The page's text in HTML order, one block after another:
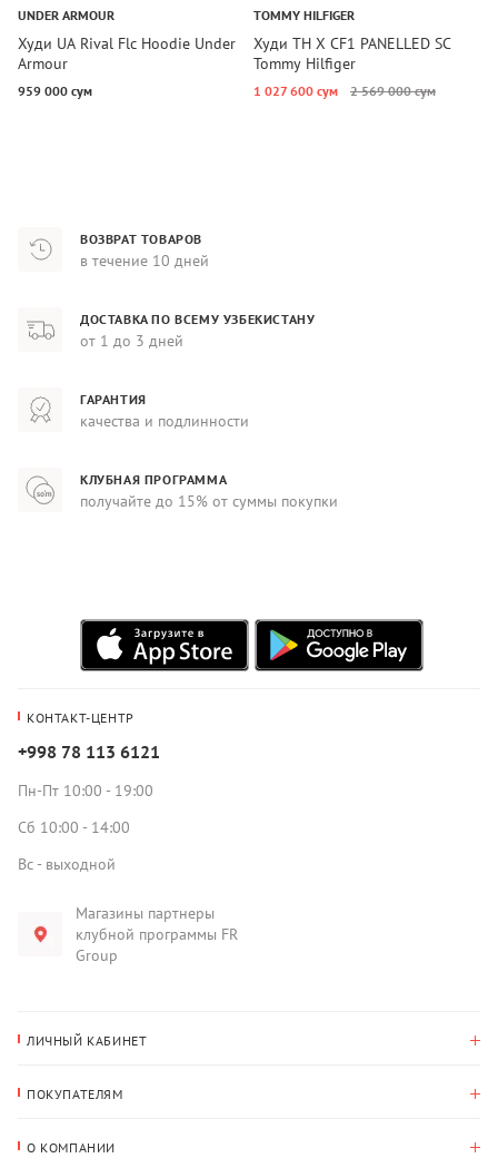
UNDER ARMOUR
Худи UA Rival Flc Hoodie Under
Armour
959 000 сум
TOMMY HILFIGER
Худи TH X CF1 PANELLED SC
Tommy Hilfiger
1 027 600 сум 2 569 000 сум
ВОЗВРАТ ТОВАРОВ
в течение 10 дней
ДОСТАВКА ПО ВСЕМУ УЗБЕКИСТАНУ
от 1 до 3 дней
ГАРАНТИЯ
качества и подлинности
КЛУБНАЯ ПРОГРАММА
получайте до 15% от суммы покупки
КОНТАКТ-ЦЕНТР
+998 78 113 6121
Пн-Пт 10:00 - 19:00
Сб 10:00 - 14:00
Вс - выходной
Магазины партнеры
клубной программы FR
Group
ЛИЧНЫЙ КАБИНЕТ
Адрес для доставки
ПОКУПАТЕЛЯМ
О КОМПАНИИ